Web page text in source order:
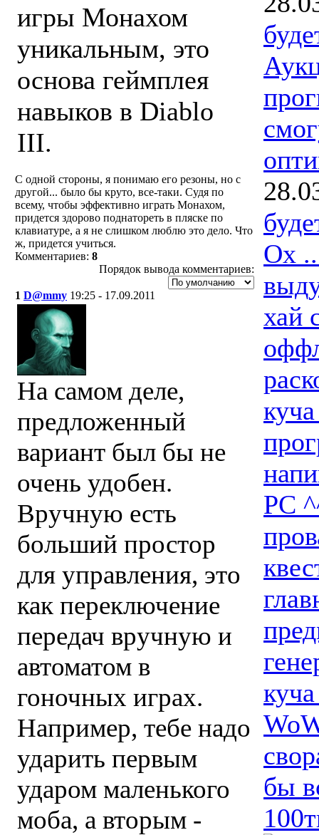
игры Монахом
уникальным, это
основа геймплея
навыков в Diablo
III.
С одной стороны, я понимаю его резоны, но с
другой... было бы круто, все-таки. Судя по
всему, чтобы эффективно играть Монахом,
придется здорово поднатореть в пляске по
клавиатуре, а я не слишком люблю это дело. Что
ж, придется учиться.
Комментариев: 8
Порядок вывода комментариев:
1 D@mmy 19:25 - 17.09.2011
На самом деле,
предложенный
вариант был бы не
очень удобен.
Вручную есть
больший простор
для управления, это
как переключение
передач вручную и
автоматом в
гоночных играх.
Например, тебе надо
ударить первым
ударом маленького
моба, а вторым -
Ох
хай
PC
бы